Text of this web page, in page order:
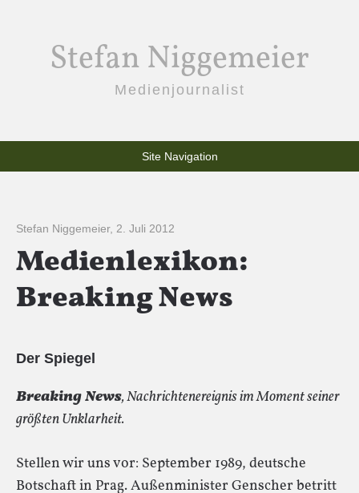
Stefan Niggemeier
Medienjournalist
Site Navigation
Stefan Niggemeier, 2. Juli 2012
Medienlexikon:
Breaking News
Der Spiegel
Breaking News, Nachrichtenereignis im Moment seiner
größten Unklarheit.
Stellen wir uns vor: September 1989, deutsche
Botschaft in Prag. Außenminister Genscher betritt